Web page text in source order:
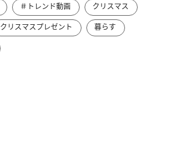
＃トレンド動画
クリスマス
クリスマスプレゼント
暮らす